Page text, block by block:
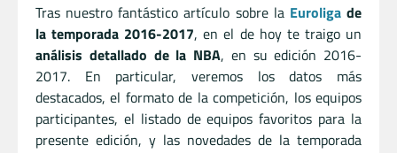
Tras nuestro fantástico artículo sobre la Euroligade
la temporada 2016-2017, en el de hoy te traigo un
análisis detallado de la NBA, en su edición 2016-
2017. En particular, veremos los datos más
destacados, el formato de la competición, los equipos
participantes, el listado de equipos favoritos para la
presente edición, y las novedades de la temporada